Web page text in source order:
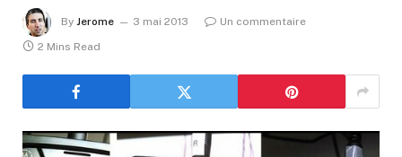
By Jerome 3 mai 2013
Un commentaire
2 Mins Read